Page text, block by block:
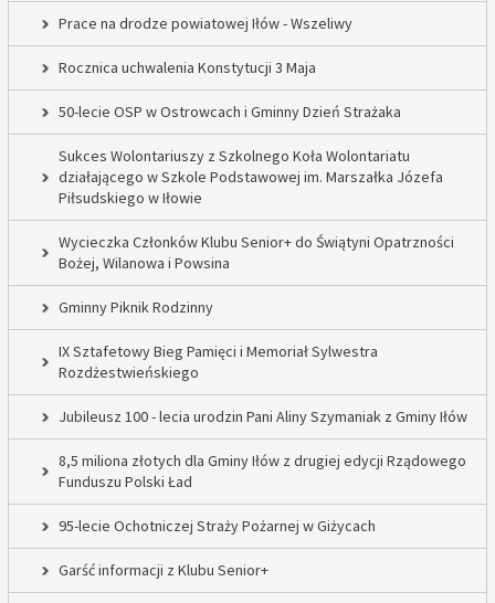
Prace na drodze powiatowej Iłów - Wszeliwy
Rocznica uchwalenia Konstytucji 3 Maja
50-lecie OSP w Ostrowcach i Gminny Dzień Strażaka
Sukces Wolontariuszy z Szkolnego Koła Wolontariatu
działającego w Szkole Podstawowej im. Marszałka Józefa
Piłsudskiego w Iłowie
Wycieczka Członków Klubu Senior+ do Świątyni Opatrzności
Bożej, Wilanowa i Powsina
Gminny Piknik Rodzinny
IX Sztafetowy Bieg Pamięci i Memoriał Sylwestra
Rozdżestwieńskiego
Jubileusz 100 - lecia urodzin Pani Aliny Szymaniak z Gminy Iłów
8,5 miliona złotych dla Gminy Iłów z drugiej edycji Rządowego
Funduszu Polski Ład
95-lecie Ochotniczej Straży Pożarnej w Giżycach
Garść informacji z Klubu Senior+